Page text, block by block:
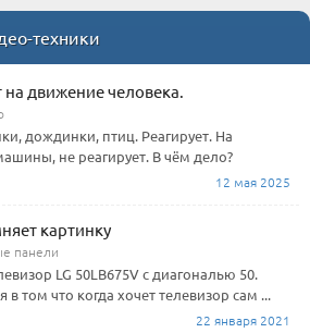
техники
на движение человека.
дождинки, птиц. Реагирует. На
не реагирует. В чём дело?
12 мая 2025
картинку
панели
LG 50LB675V с диагональю 50.
том что когда хочет телевизор сам ...
22 января 2021